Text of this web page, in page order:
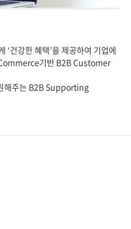
‘건강한 혜택’을 제공하여 기업에
기반 B2B Customer
해주는 B2B Supporting